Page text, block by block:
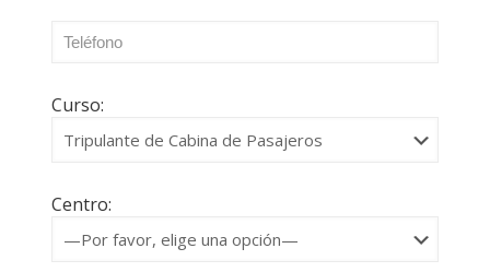
Curso:
Centro: